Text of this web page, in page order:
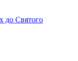
до Святого